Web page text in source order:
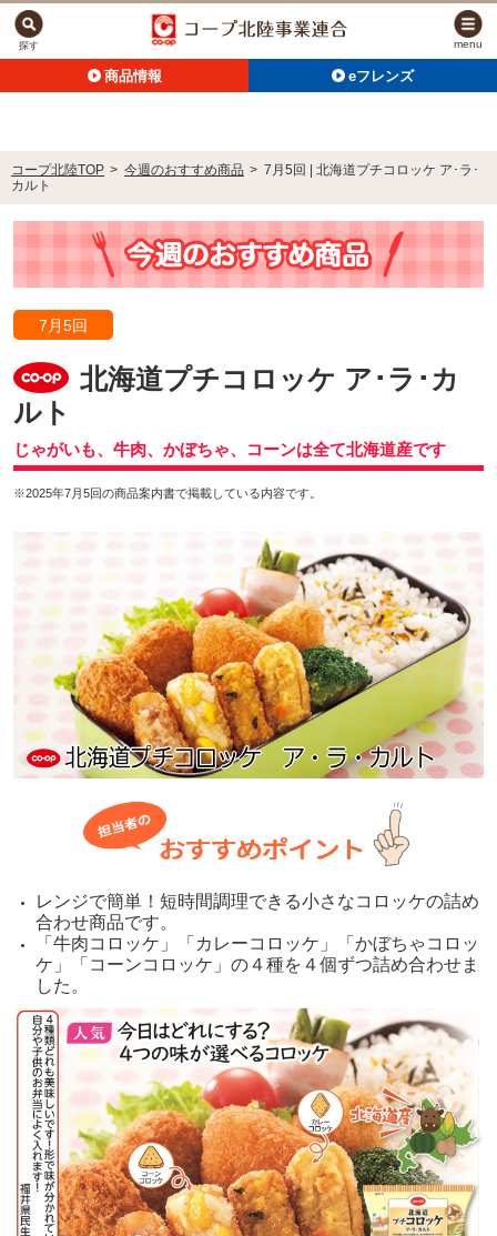
商品情報 eフレンズ
探す menu
コープ北陸TOP > 今週のおすすめ商品 > 7月5回 | 北海道プチコロッケ ア･ラ･
カルト
7月5回
北海道プチコロッケ ア･ラ･カ
ルト
じゃがいも、牛肉、かぼちゃ、コーンは全て北海道産です
※2025年7月5回の商品案内書で掲載している内容です。
レンジで簡単！短時間調理できる小さなコロッケの詰め
合わせ商品です。
「牛肉コロッケ」「カレーコロッケ」「かぼちゃコロッ
ケ」「コーンコロッケ」の４種を４個ずつ詰め合わせま
した。